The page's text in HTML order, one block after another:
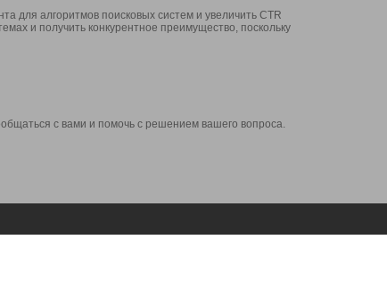
для алгоритмов поисковых систем и увеличить CTR
и получить конкурентное преимущество, поскольку
с вами и помочь с решением вашего вопроса.